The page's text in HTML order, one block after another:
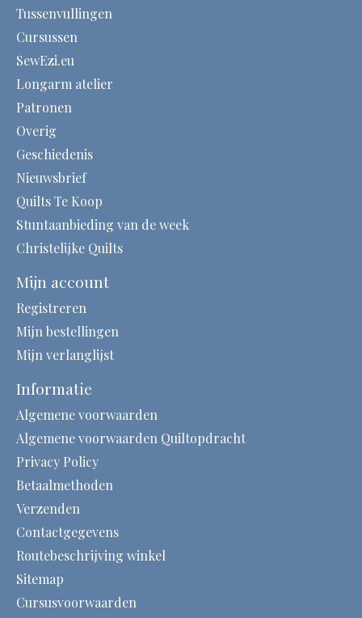
Tussenvullingen
Cursussen
SewEzi.eu
Longarm atelier
Patronen
Overig
Geschiedenis
Nieuwsbrief
Quilts Te Koop
Stuntaanbieding van de week
Christelijke Quilts
Mijn account
Registreren
Mijn bestellingen
Mijn verlanglijst
Informatie
Algemene voorwaarden
Algemene voorwaarden Quiltopdracht
Privacy Policy
Betaalmethoden
Verzenden
Contactgegevens
Routebeschrijving winkel
Sitemap
Cursusvoorwaarden